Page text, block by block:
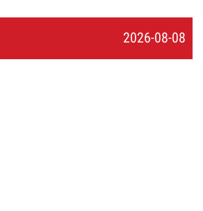
2026-08-08